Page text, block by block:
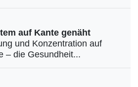
auf Kante genäht
und Konzentration auf
– die Gesundheit...